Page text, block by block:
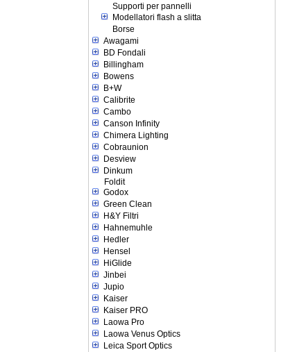
Supporti per pannelli
Modellatori flash a slitta
Borse
Awagami
BD Fondali
Billingham
Bowens
B+W
Calibrite
Cambo
Canson Infinity
Chimera Lighting
Cobraunion
Desview
Dinkum
Foldit
Godox
Green Clean
H&Y Filtri
Hahnemuhle
Hedler
Hensel
HiGlide
Jinbei
Jupio
Kaiser
Kaiser PRO
Laowa Pro
Laowa Venus Optics
Leica Sport Optics